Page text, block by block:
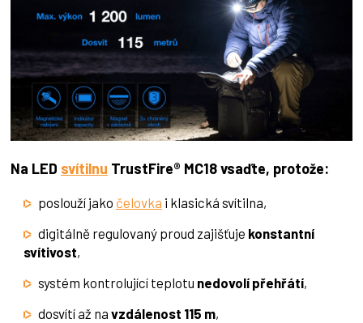
Na LED svítilnu TrustFire® MC18 vsaďte, protože:
poslouží jako čelovka i klasická svítilna,
digitálně regulovaný proud zajišťuje konstantní
svítivost,
systém kontrolující teplotu nedovolí přehřátí,
dosvítí až na vzdálenost 115 m,